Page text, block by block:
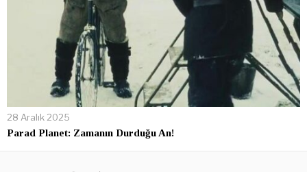
28 Aralık 2025
Parad Planet: Zamanın Durduğu An!